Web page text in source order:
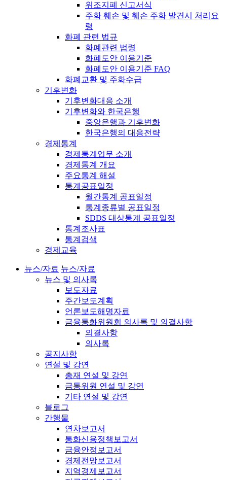
위조지폐 신고서식
주화 훼손 및 훼손 주화 발견시 처리요
령
화폐 관련 법규
화폐관련 법령
화폐도안 이용기준
화폐도안 이용기준 FAQ
화폐교환 및 주화수급
기후변화
기후변화대응 소개
기후변화와 한국은행
중앙은행과 기후변화
한국은행의 대응전략
경제통계
경제통계업무 소개
경제통계 개요
주요통계 해설
통계공표일정
월간통계 공표일정
통계종류별 공표일정
SDDS 대상통계 공표일정
통계조사표
통계검색
경제교육
뉴스/자료 뉴스/자료
뉴스 및 의사록
보도자료
주간보도계획
언론보도해명자료
금융통화위원회 의사록 및 의결사항
의결사항
의사록
공지사항
연설 및 강연
총재 연설 및 강연
금통위원 연설 및 강연
기타 연설 및 강연
블로그
간행물
연차보고서
통화신용정책보고서
금융안정보고서
경제전망보고서
지역경제보고서